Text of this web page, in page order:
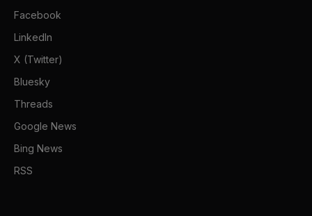
Facebook
LinkedIn
X (Twitter)
Bluesky
Threads
Google News
Bing News
RSS